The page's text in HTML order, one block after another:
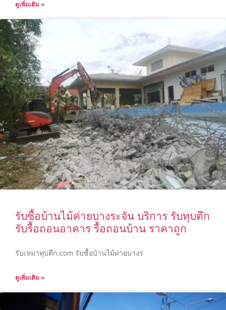
ดูเพิ่มเติม »
รับซื้อบ้านไม้ค่ายบางระจัน บริการ รับทุบตึก
รับรื้อถอนอาคาร รื้อถอนบ้าน ราคาถูก
รับเหมาทุบตึก.com รับซื้อบ้านไม้ค่ายบางร
ดูเพิ่มเติม »